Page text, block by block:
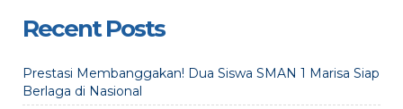
Recent Posts
Prestasi Membanggakan! Dua Siswa SMAN 1 Marisa Siap
Berlaga di Nasional